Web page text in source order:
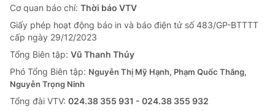
VTV Sức khoẻ Bất động sản
Thị trường 24h
VTV4 Vươn mình bằng AI
Cơ quan báo chí: Thời báo VTV
Giấy phép hoạt động báo in và báo điện tử số 483/GP-BTTTT
cấp ngày 29/12/2023
Tổng Biên tập: Vũ Thanh Thủy
Phó Tổng Biên tập: Nguyễn Thị Mỹ Hạnh, Phạm Quốc Thắng,
Nguyễn Trọng Ninh
Tổng đài VTV: 024.38 355 931 - 024.38 355 932